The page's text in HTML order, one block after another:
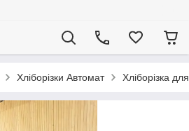
Хліборізки Автомат Хліборізка